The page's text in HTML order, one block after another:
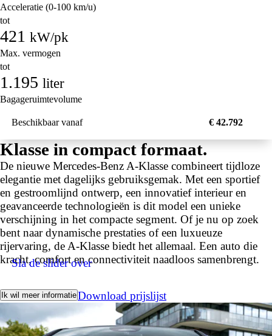
Acceleratie (0-100 km/u)
tot
421 kW/pk
Max. vermogen
tot
1.195 liter
Bagageruimtevolume
Beschikbaar vanaf € 42.792
Klasse in compact formaat.
De nieuwe Mercedes-Benz A-Klasse combineert tijdloze
elegantie met dagelijks gebruiksgemak. Met een sportief
en gestroomlijnd ontwerp, een innovatief interieur en
geavanceerde technologieën is dit model een unieke
verschijning in het compacte segment. Of je nu op zoek
bent naar dynamische prestaties of een luxueuze
rijervaring, de A-Klasse biedt het allemaal. Een auto die
kracht, comfort en connectiviteit naadloos samenbrengt.
Ik wil meer informatieDownload prijslijst
Sla de slider over